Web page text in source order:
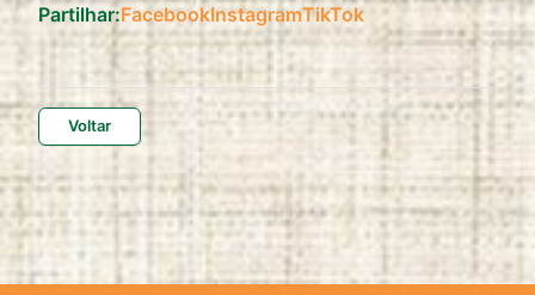
Partilhar:FacebookInstagramTikTok
Voltar